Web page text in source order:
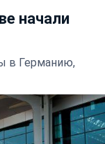
начали
в Германию,